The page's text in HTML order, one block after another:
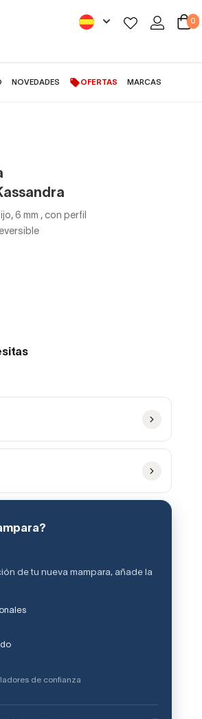
0
NOVEDADES OFERTAS MARCAS
6 mm , con perfil
de tu nueva mampara, añade la
de confianza